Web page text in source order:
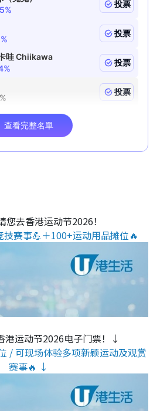
您去香港运动节2026！
赛事💪＋100+运动用品摊位🔥
港运动节2026电子门票！↓
/ 可现场体验多项新颖运动及观赏
赛事🔥 ↓